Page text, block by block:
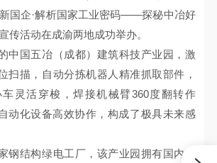
国企·解析国家工业密码——探秘中冶好
传活动在成渝两地成功举办。
国五冶（成都）建筑科技产业园，激
扫描，自动分拣机器人精准抓取部件，
灵活穿梭，焊接机械臂360度翻转作
化设备高效协作，构成了极具未来感
结构绿电工厂，该产业园拥有国内首